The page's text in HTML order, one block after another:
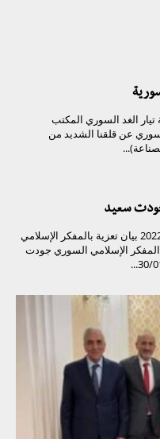
تيار الغد السوري المكتب
الغد السوري عن قلقنا الشديد من
جودت سعيد
تيار الغد السوري المكتب الإعلامي 31/01/ 2022 بيان تعزية بالمفكر الإسلامي
الإسلامي السوري جودت